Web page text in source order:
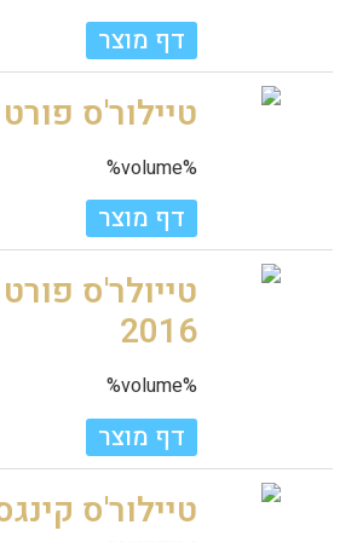
דף מוצר
טיילור'ס פורט 20 שנה
%volume%
דף מוצר
טייולר'ס
2016
%volume%
דף מוצר
טיילור'ס